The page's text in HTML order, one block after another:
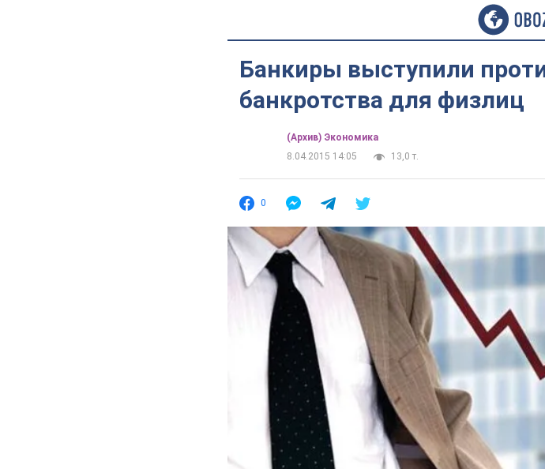
Банкиры выступили
банкротства для физлиц
(Архив) Экономика
8.04.2015 14:05
13,0 т.
0